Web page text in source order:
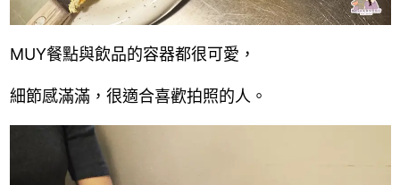
MUY餐點與飲品的容器都很可愛，
細節感滿滿，很適合喜歡拍照的人。